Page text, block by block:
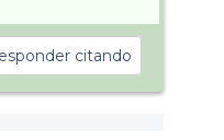
citando